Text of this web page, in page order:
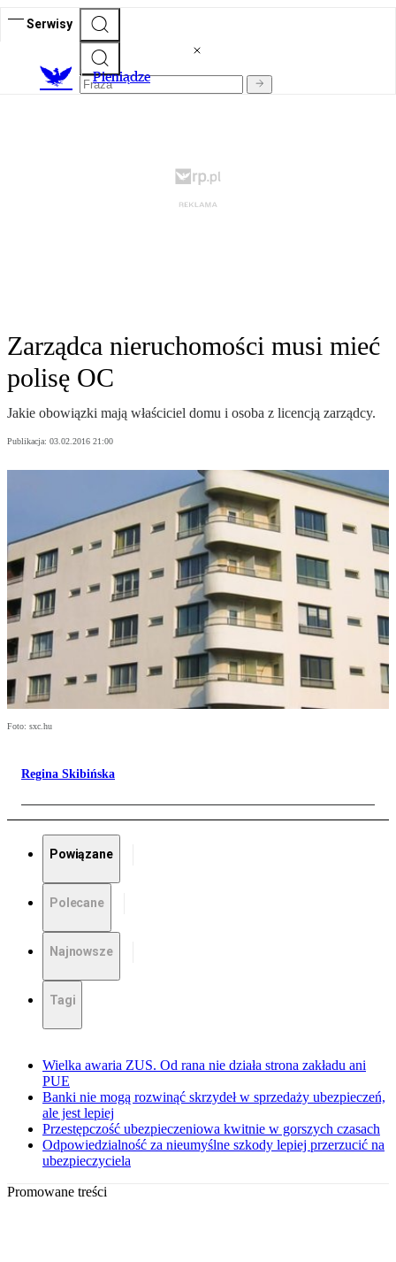
Serwisy
Pieniądze
Zarządca nieruchomości musi mieć
polisę OC
Jakie obowiązki mają właściciel domu i osoba z licencją zarządcy.
Publikacja: 03.02.2016 21:00
Foto: sxc.hu
Regina Skibińska
Powiązane
Polecane
Najnowsze
Tagi
Wielka awaria ZUS. Od rana nie działa strona zakładu ani
PUE
Banki nie mogą rozwinąć skrzydeł w sprzedaży ubezpieczeń,
ale jest lepiej
Przestępczość ubezpieczeniowa kwitnie w gorszych czasach
Odpowiedzialność za nieumyślne szkody lepiej przerzucić na
ubezpieczyciela
Promowane treści